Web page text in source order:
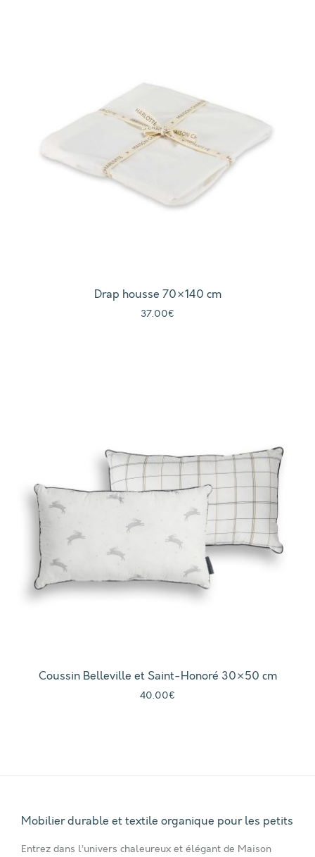
Drap housse 70×140 cm
37.00€
Coussin Belleville et Saint-Honoré 30×50 cm
40.00€
Mobilier durable et textile organique pour les petits
Entrez dans l’univers chaleureux et élégant de Maison